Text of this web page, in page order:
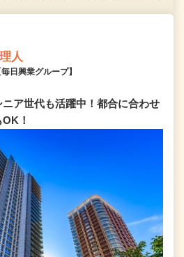
人
日興業グループ】
ア世代も活躍中！都合に合わせ
！